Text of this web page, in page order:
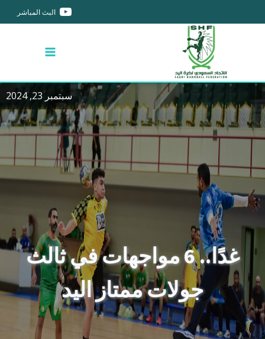
البث المباشر
سبتمبر 23, 2024
غدًا.. 6 مواجهات في ثالث
جولات ممتاز اليد